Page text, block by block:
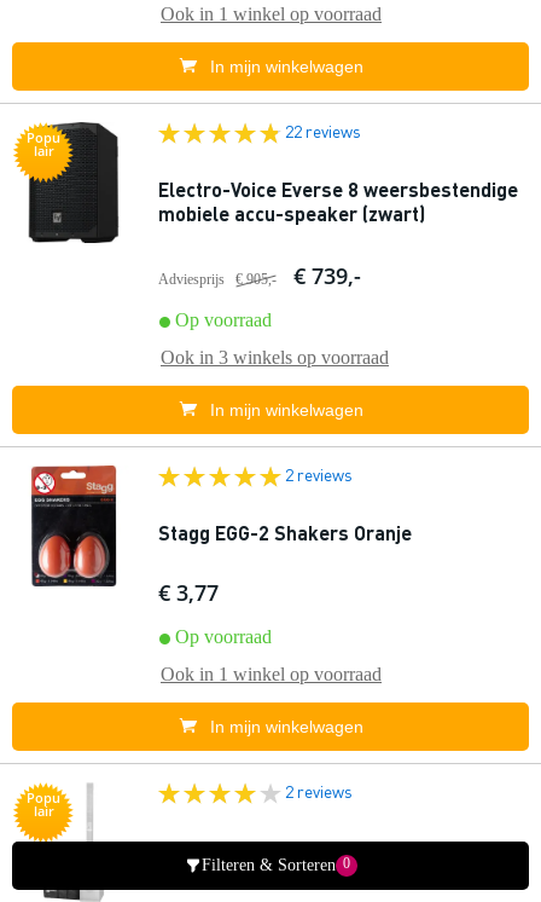
Ook in 1 winkel op voorraad
In mijn winkelwagen
Popu
lair
22 reviews
Electro-Voice Everse 8 weersbestendige
mobiele accu-speaker (zwart)
Adviesprijs € 905,- € 739,-
Op voorraad
Ook in 3 winkels op voorraad
In mijn winkelwagen
2 reviews
Stagg EGG-2 Shakers Oranje
€ 3,77
Op voorraad
Ook in 1 winkel op voorraad
In mijn winkelwagen
Popu
lair
2 reviews
HK Audio Polar 10 MK2-W zuil PA-
systeem wit
Filteren & Sorteren 0